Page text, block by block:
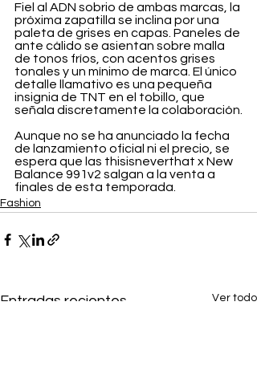
Fiel al ADN sobrio de ambas marcas, la
próxima zapatilla se inclina por una
paleta de grises en capas. Paneles de
ante cálido se asientan sobre malla
de tonos fríos, con acentos grises
tonales y un mínimo de marca. El único
detalle llamativo es una pequeña
insignia de TNT en el tobillo, que
señala discretamente la colaboración.
Aunque no se ha anunciado la fecha
de lanzamiento oficial ni el precio, se
espera que las thisisneverthat x New
Balance 991v2 salgan a la venta a
finales de esta temporada.
Fashion
Entradas recientes Ver todo